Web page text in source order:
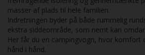
masser af plads til hele familien.
Indretningen byder på både rummelig
ekstra siddeområde, som nemt kan
Her får du en campingvogn, hvor komfort
hånd i hånd.